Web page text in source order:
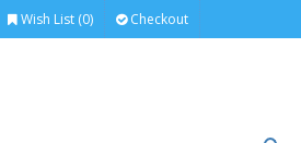
Wish List (0) Checkout